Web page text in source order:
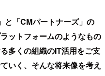
と「CMパートナーズ」の
ットフォームのようなもの
多くの組織のIT活用をご支
いく、そんな将来像を考え